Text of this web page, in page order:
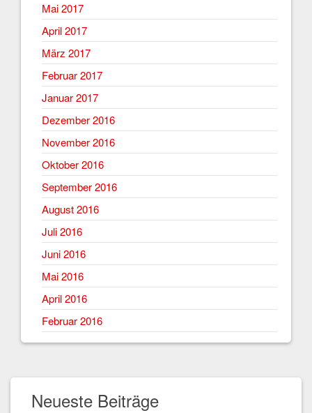
Mai 2017
April 2017
März 2017
Februar 2017
Januar 2017
Dezember 2016
November 2016
Oktober 2016
September 2016
August 2016
Juli 2016
Juni 2016
Mai 2016
April 2016
Februar 2016
Neueste Beiträge